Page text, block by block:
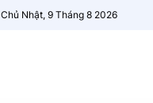
Chủ Nhật, 9 Tháng 8 2026